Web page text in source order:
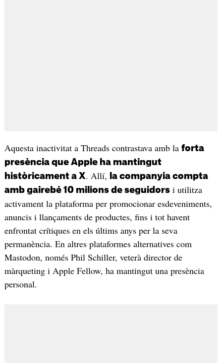
Aquesta inactivitat a Threads contrastava amb la forta
presència que Apple ha mantingut
històricament a X. Allí,
la companyia compta
amb gairebé 10 milions de seguidorsi utilitza
activament la plataforma per promocionar esdeveniments,
anuncis i llançaments de productes, fins i tot havent
enfrontat crítiques en els últims anys per la seva
permanència. En altres plataformes alternatives com
Mastodon, només Phil Schiller, veterà director de
màrqueting i Apple Fellow, ha mantingut una presència
personal.